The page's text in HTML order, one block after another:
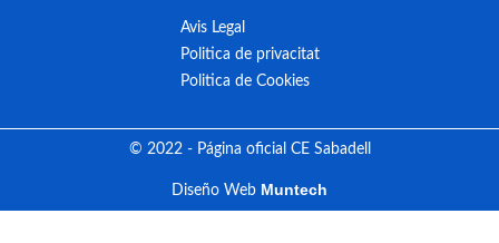
Avis Legal
Politica de privacitat
Politica de Cookies
© 2022 - Página oficial CE Sabadell
Diseño Web Muntech